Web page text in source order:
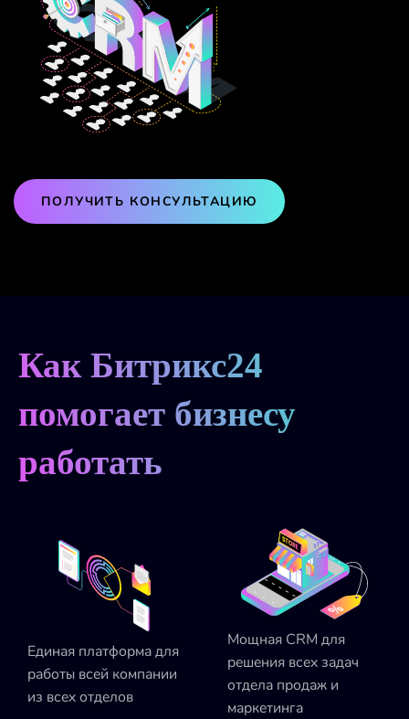
ПОЛУЧИТЬ КОНСУЛЬТАЦИЮ
Как Битрикс24
помогает бизнесу
работать
Единая платформа для
работы всей компании
из всех отделов
Мощная CRM для
решения всех задач
отдела продаж и
маркетинга